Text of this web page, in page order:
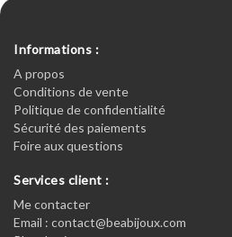
Informations :
A propos
Conditions de vente
Politique de confidentialité
Sécurité des paiements
Foire aux questions
Services client :
Me contacter
Email : contact@beabijoux.com